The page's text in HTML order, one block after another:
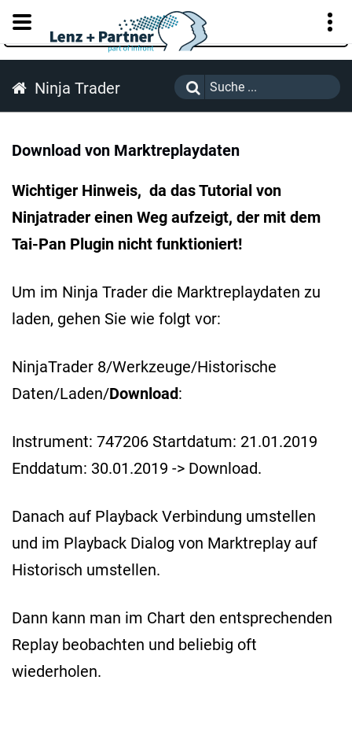
KUNDENPORTAL
Ninja Trader
Download von Marktreplaydaten
Wichtiger Hinweis, da das Tutorial von
Ninjatrader einen Weg aufzeigt, der mit dem
Tai-Pan Plugin nicht funktioniert!
Um im Ninja Trader die Marktreplaydaten zu
laden, gehen Sie wie folgt vor:
NinjaTrader 8/Werkzeuge/Historische
Daten/Laden/Download:
Instrument: 747206 Startdatum: 21.01.2019
Enddatum: 30.01.2019 -> Download.
Danach auf Playback Verbindung umstellen
und im Playback Dialog von Marktreplay auf
Historisch umstellen.
Dann kann man im Chart den entsprechenden
Replay beobachten und beliebig oft
wiederholen.